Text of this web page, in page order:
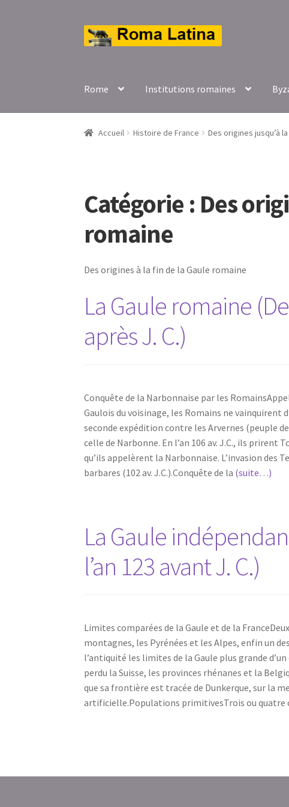
Aller
à
Aller
au
Rome Institutions romaines
Accueil Histoire de France Des origines jusqu’à
Catégorie : Des
romaine
Des origines à la fin de la Gaule romaine
La Gaule romaine (De
après J. C.)
Conquête de la Narbonnaise par les
Gaulois du voisinage, les Romains ne vainquirent
seconde expédition contre les Arvernes (peuple
celle de Narbonne. En l’an 106 av. J.C., ils prirent
qu’ils appelèrent la Narbonnaise. L’invasion des
barbares (102 av. J.C.).Conquête de la (suite…)
La Gaule
l’an 123 avant J. C.)
Limites comparées de la Gaule et de la
montagnes, les Pyrénées et les Alpes, enfin un
l’antiquité les limites de la Gaule plus grande
perdu la Suisse, les provinces rhénanes et la
que sa frontière est tracée de Dunkerque, sur la
artificielle.Populations primitivesTrois ou quatre